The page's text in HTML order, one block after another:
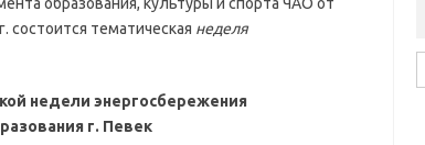
состоится тематическая неделя
недели энергосбережения
г. Певек